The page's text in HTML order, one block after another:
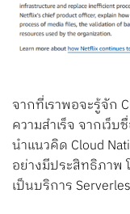
จากที่เราพอจะรู้จัก
ความสำเร็จ จากเว็
นำแนวคิด Cloud
อย่างมีประสิทธิภาพ
เป็นบริการ